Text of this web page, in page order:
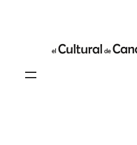
contenido